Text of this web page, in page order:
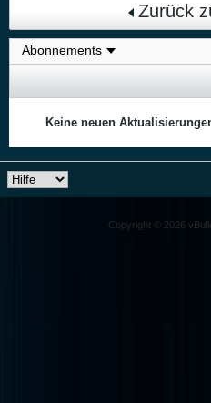
Zurück
Keine neuen
Copyright © 2026